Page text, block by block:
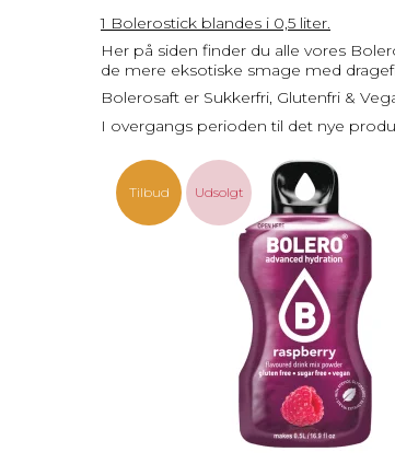
1 Bolerostick blandes i 0,5 liter.
Her på siden finder du alle vores
de mere eksotiske smage med
Bolerosaft er Sukkerfri, Glutenfri &
I overgangs perioden til det nye
Tilbud Udsolgt